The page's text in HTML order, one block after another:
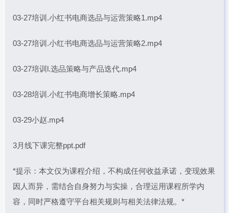
03-27培训.小红书电商选品与运营策略1.mp4
03-27培训.小红书电商选品与运营策略2.mp4
03-27培训l.选品策略与产品迭代.mp4
03-28培训.小红书电商增长策略.mp4
03-29小赵.mp4
3月线下课完整ppt.pdf
*提示：本文仅为课程介绍，不构成任何收益承诺，变现效果
因人而异，需结合自身努力与实操，合理运用课程所学内
容，同时严格遵守平台相关规则与相关法律法规。*